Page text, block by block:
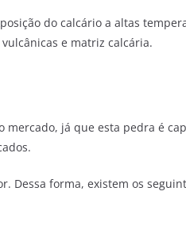
do calcário a altas
e matriz calcária.
mercado, já que esta pedra é
Dessa forma, existem os